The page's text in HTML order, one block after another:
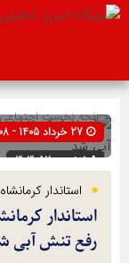
صفحه نخستاجتماعی
شناسه : 303052
استاندار
استاندار
رفع تنش آبی